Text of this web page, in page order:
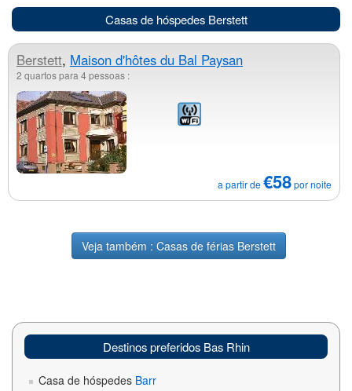
Casas de hóspedes Berstett
Berstett, Maison d'hôtes du Bal Paysan
2 quartos para 4 pessoas :
a partir de€58por noite
Veja também : Casas de férias Berstett
Destinos preferidos Bas Rhin
Casa de hóspedes Barr